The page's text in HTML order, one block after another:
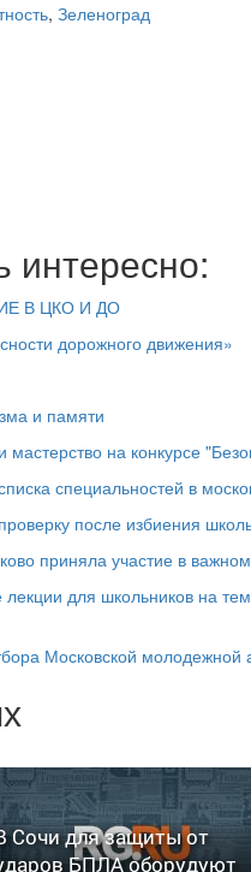
, Зеленоград
интересно:
В ЦКО И ДО
дорожного движения»
и памяти
на конкурсе
специальностей в
после избиения
приняла участие в
для школьников на
Московской молодежной
Сочи для защиты от
БПЛА оборудуют